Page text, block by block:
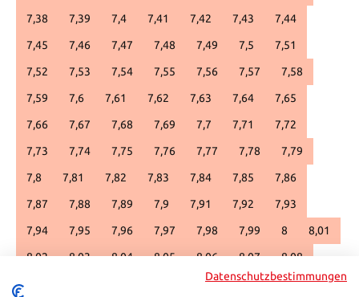
7,38 7,39 7,4 7,41 7,42 7,43 7,44
7,45 7,46 7,47 7,48 7,49 7,5 7,51
7,52 7,53 7,54 7,55 7,56 7,57 7,58
7,59 7,6 7,61 7,62 7,63 7,64 7,65
7,66 7,67 7,68 7,69 7,7 7,71 7,72
7,73 7,74 7,75 7,76 7,77 7,78 7,79
7,8 7,81 7,82 7,83 7,84 7,85 7,86
7,87 7,88 7,89 7,9 7,91 7,92 7,93
7,94 7,95 7,96 7,97 7,98 7,99 8 8,01
8,02 8,03 8,04 8,05 8,06 8,07 8,08
8,13 8,14 8,15
Datenschutzbestimmungen